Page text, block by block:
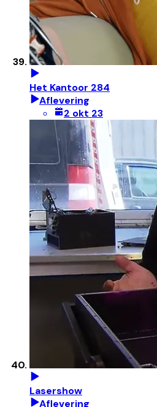
Het Kantoor 284
Aflevering
2 okt 23
Lasershow
Aflevering